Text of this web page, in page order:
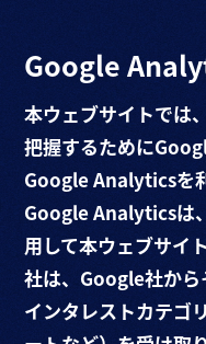
Google
本ウェブサイトでは
把握するために
Google Analyticsを
Google Analyticsは
用して本ウェブサイ
社は、Google社から
インタレストカテゴ